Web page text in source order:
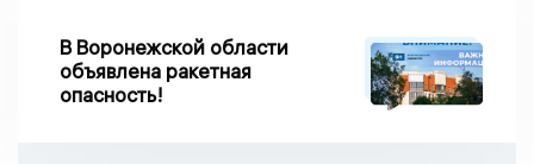
В Воронежской области
объявлена ракетная
опасность!